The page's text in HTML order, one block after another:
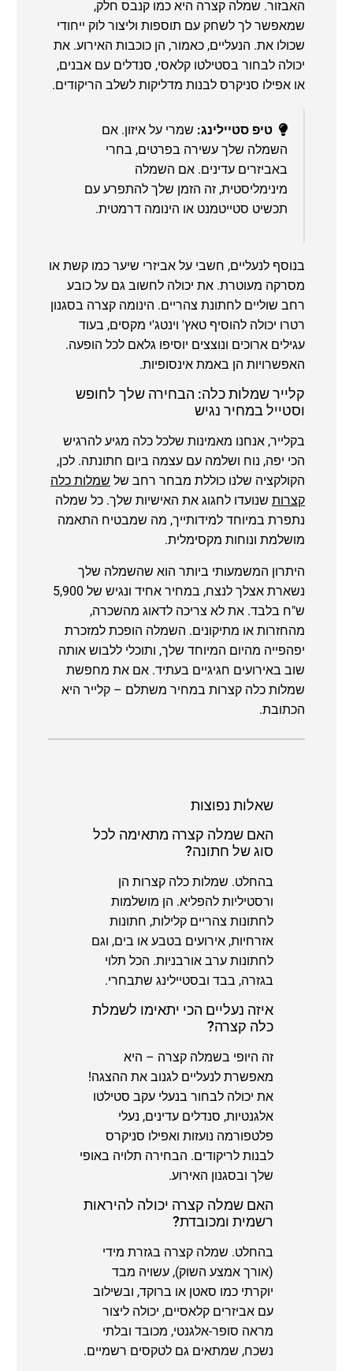
האבזור. שמלה קצרה היא כמו קנבס חלק,
שמאפשר לך לשחק עם תוספות וליצור לוק ייחודי
שכולו את. הנעליים, כאמור, הן כוכבות האירוע. את
יכולה לבחור בסטילטו קלאסי, סנדלים עם אבנים,
או אפילו סניקרס לבנות מדליקות לשלב הריקודים.
טיפ סטיילינג: שמרי על איזון. אם
השמלה שלך עשירה בפרטים, בחרי
באביזרים עדינים. אם השמלה
מינימליסטית, זה הזמן שלך להתפרע עם
תכשיט סטייטמנט או הינומה דרמטית.
בנוסף לנעליים, חשבי על אביזרי שיער כמו קשת או
מסרקה מעוטרת. את יכולה לחשוב גם על כובע
רחב שוליים לחתונת צהריים. הינומה קצרה בסגנון
רטרו יכולה להוסיף טאץ' וינטג'י מקסים, בעוד
עגילים ארוכים ונוצצים יוסיפו גלאם לכל הופעה.
האפשרויות הן באמת אינסופיות.
קלייר שמלות כלה: הבחירה שלך לחופש
וסטייל במחיר נגיש
בקלייר, אנחנו מאמינות שלכל כלה מגיע להרגיש
הכי יפה, נוח ושלמה עם עצמה ביום חתונתה. לכן,
הקולקציה שלנו כוללת מבחר רחב של שמלות כלה
קצרות שנועדו לחגוג את האישיות שלך. כל שמלה
נתפרת במיוחד למידותייך, מה שמבטיח התאמה
מושלמת ונוחות מקסימלית.
היתרון המשמעותי ביותר הוא שהשמלה שלך
נשארת אצלך לנצח, במחיר אחיד ונגיש של 5,900
ש"ח בלבד. את לא צריכה לדאוג מהשכרה,
מהחזרות או מתיקונים. השמלה הופכת למזכרת
יפהפייה מהיום המיוחד שלך, ותוכלי ללבוש אותה
שוב באירועים חגיגיים בעתיד. אם את מחפשת
שמלות כלה קצרות במחיר משתלם – קלייר היא
הכתובת.
שאלות נפוצות
האם שמלה קצרה מתאימה לכל
סוג של חתונה?
בהחלט. שמלות כלה קצרות הן
ורסטיליות להפליא. הן מושלמות
לחתונות צהריים קלילות, חתונות
אזרחיות, אירועים בטבע או בים, וגם
לחתונות ערב אורבניות. הכל תלוי
בגזרה, בבד ובסטיילינג שתבחרי.
איזה נעליים הכי יתאימו לשמלת
כלה קצרה?
זה היופי בשמלה קצרה – היא
מאפשרת לנעליים לגנוב את ההצגה!
את יכולה לבחור בנעלי עקב סטילטו
אלגנטיות, סנדלים עדינים, נעלי
פלטפורמה נועזות ואפילו סניקרס
לבנות לריקודים. הבחירה תלויה באופי
שלך ובסגנון האירוע.
האם שמלה קצרה יכולה להיראות
רשמית ומכובדת?
בהחלט. שמלה קצרה בגזרת מידי
(אורך אמצע השוק), עשויה מבד
יוקרתי כמו סאטן או ברוקד, ובשילוב
עם אביזרים קלאסיים, יכולה ליצור
מראה סופר-אלגנטי, מכובד ובלתי
נשכח, שמתאים גם לטקסים רשמיים.